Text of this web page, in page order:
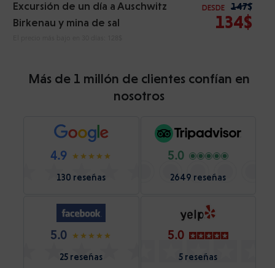
Excursión de un día a Auschwitz
Birkenau y mina de sal
DESDE 147$
134$
Más de 1 millón de clientes confían en
nosotros
4.9
130 reseñas
5.0
2649 reseñas
5.0
25 reseñas
5.0
5 reseñas